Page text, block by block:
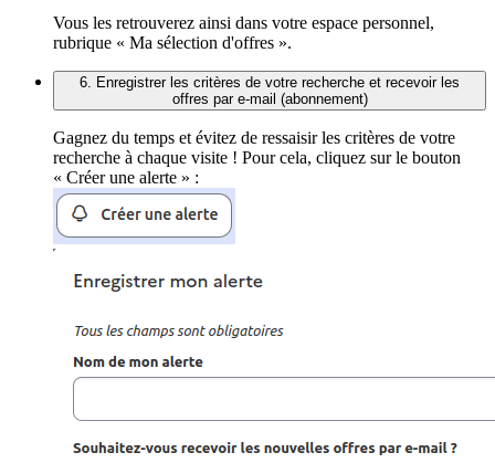
Vous les retrouverez ainsi dans votre espace personnel,
rubrique « Ma sélection d'offres ».
6. Enregistrer les critères de votre recherche et recevoir les
offres par e-mail (abonnement)
Gagnez du temps et évitez de ressaisir les critères de votre
recherche à chaque visite ! Pour cela, cliquez sur le bouton
« Créer une alerte » :